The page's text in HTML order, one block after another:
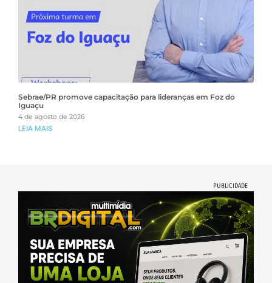
Sebrae/PR promove capacitação para lideranças em Foz do
Iguaçu
4 de agosto de 2026
LEIA MAIS
PUBLICIDADE